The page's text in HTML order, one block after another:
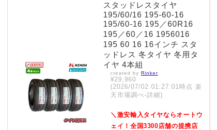
スタッドレスタイヤ
195/60/16 195-60-16
195/60-16 195／60R16
195／60／16 1956016
195 60 16 16インチ スタ
ッドレス 冬タイヤ 冬用タ
イヤ 4本組
created by Rinker
¥29,960
(2026/07/02 01:27:01時点 楽
天市場調べ-詳細)
＼激安輸入タイヤならオートウ
ェイ！全国3300店舗の提携店